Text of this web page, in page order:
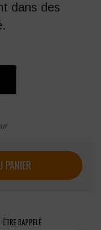
dans des
B029
PANIER
ÊTRE RAPPELÉ